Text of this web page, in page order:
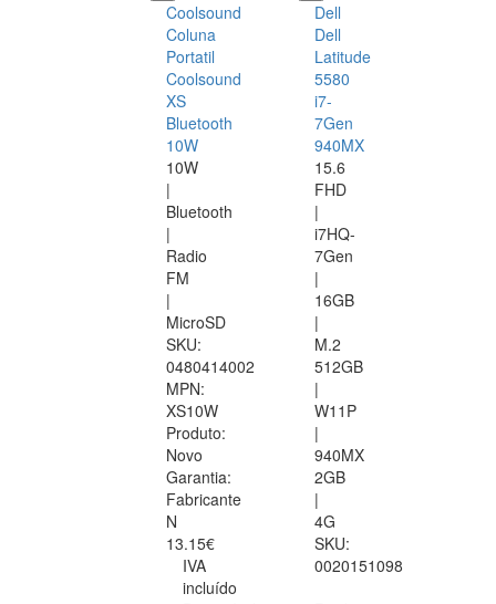
Coolsound
Coluna
Portatil
Coolsound
XS
Bluetooth
10W
10W
|
Bluetooth
|
Radio
FM
|
MicroSD
SKU:
0480414002
MPN:
XS10W
Produto:
Novo
Garantia:
Fabricante
N
13.15€
IVA
incluído
Dell
Dell
Latitude
5580
i7-
7Gen
940MX
15.6
FHD
|
i7HQ-
7Gen
|
16GB
|
M.2
512GB
|
W11P
|
940MX
2GB
|
4G
SKU:
0020151098